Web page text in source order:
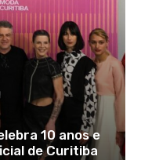
10 anos e
de Curitiba